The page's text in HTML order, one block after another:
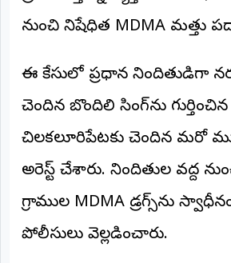
(Login)
©
2026
NTODAY
NEWS
క్షణం
ప్రజల
పక్షం
నుంచి నిషేధిత MDMA మత్తు
ఈ కేసులో ప్రధాన నిందితుడిగా
చెందిన బొందిలి సింగ్‌ను
చిలకలూరిపేటకు చెందిన మరో
అరెస్ట్ చేశారు. నిందితుల వద్ద
గ్రాముల MDMA డ్రగ్స్‌ను స్వాధీనం
పోలీసులు వెల్లడించారు.